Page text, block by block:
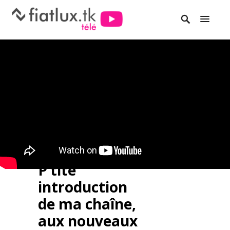
P’tite
introduction
de ma chaîne,
aux nouveaux